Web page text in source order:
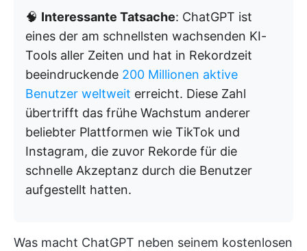
🧠 Interessante Tatsache: ChatGPT ist
eines der am schnellsten wachsenden KI-
Tools aller Zeiten und hat in Rekordzeit
beeindruckende 200 Millionen aktive
Benutzer weltweit erreicht. Diese Zahl
übertrifft das frühe Wachstum anderer
beliebter Plattformen wie TikTok und
Instagram, die zuvor Rekorde für die
schnelle Akzeptanz durch die Benutzer
aufgestellt hatten.
Was macht ChatGPT neben seinem kostenlosen